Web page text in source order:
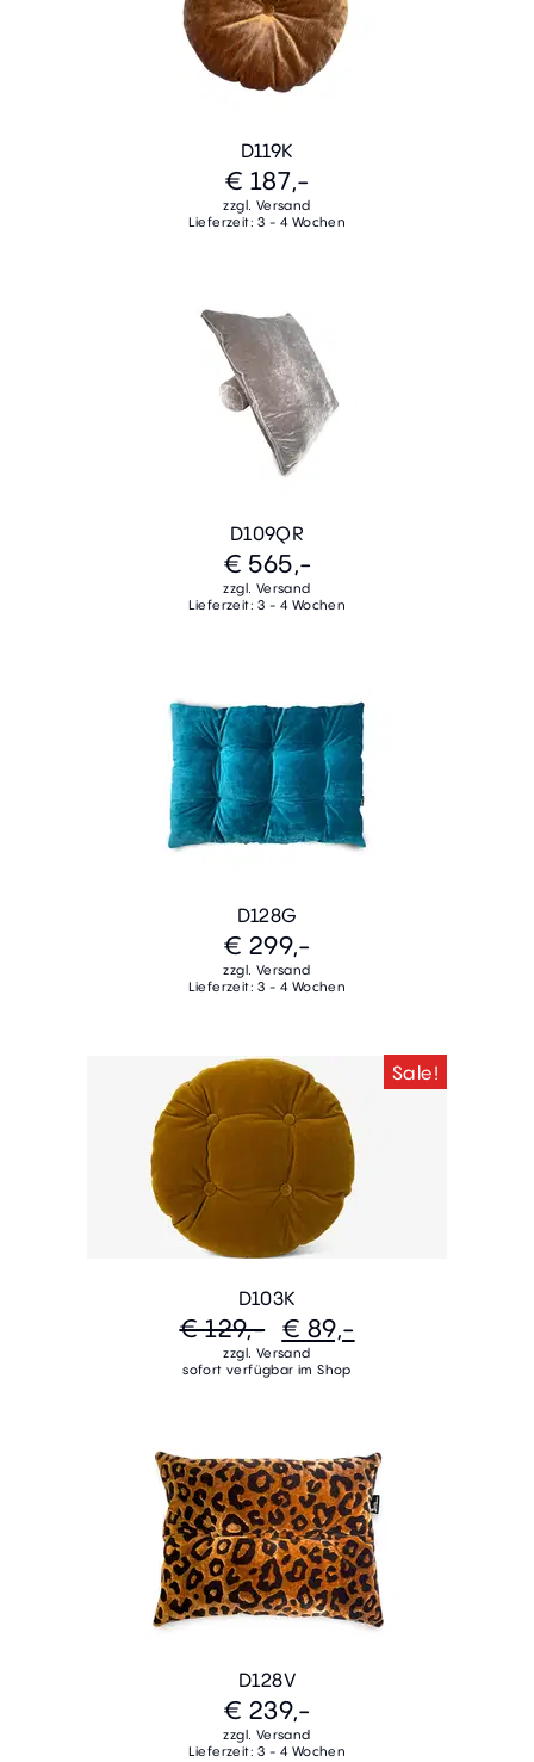
D119K
€ 187,-
zzgl. Versand
Lieferzeit: 3 - 4 Wochen
D109QR
€ 565,-
zzgl. Versand
Lieferzeit: 3 - 4 Wochen
D128G
€ 299,-
zzgl. Versand
Lieferzeit: 3 - 4 Wochen
Sale!
D103K
€ 129,- € 89,-
zzgl. Versand
sofort verfügbar im Shop
D128V
€ 239,-
zzgl. Versand
Lieferzeit: 3 - 4 Wochen